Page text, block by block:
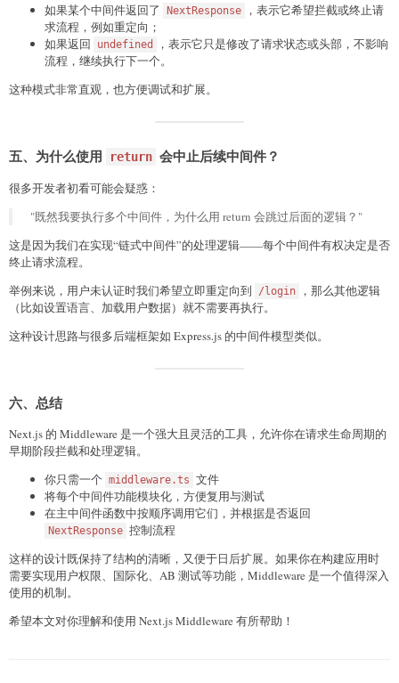
如果某个中间件返回了
NextResponse
，表示它希望拦截或终止请
求流程，例如重定向；
如果返回
undefined
，表示它只是修改了请求状态或头部，不影响
流程，继续执行下一个。
这种模式非常直观，也方便调试和扩展。
五、为什么使用 return 会中止后续中间件？
很多开发者初看可能会疑惑：
"既然我要执行多个中间件，为什么用 return 会跳过后面的逻辑？"
这是因为我们在实现“链式中间件”的处理逻辑——每个中间件有权决定是否
终止请求流程。
举例来说，用户未认证时我们希望立即重定向到
/login
，那么其他逻辑
（比如设置语言、加载用户数据）就不需要再执行。
这种设计思路与很多后端框架如 Express.js 的中间件模型类似。
六、总结
Next.js 的 Middleware 是一个强大且灵活的工具，允许你在请求生命周期的
早期阶段拦截和处理逻辑。
你只需一个 middleware.ts 文件
将每个中间件功能模块化，方便复用与测试
在主中间件函数中按顺序调用它们，并根据是否返回
NextResponse 控制流程
这样的设计既保持了结构的清晰，又便于日后扩展。如果你在构建应用时
需要实现用户权限、国际化、AB 测试等功能，Middleware 是一个值得深入
使用的机制。
希望本文对你理解和使用 Next.js Middleware 有所帮助！